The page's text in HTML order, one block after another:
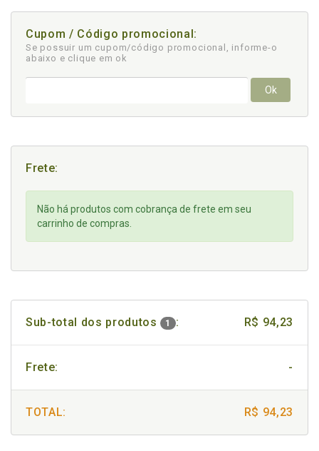
Cupom / Código promocional:
Se possuir um cupom/código promocional, informe-o
abaixo e clique em ok
Ok
Frete:
Não há produtos com cobrança de frete em seu
carrinho de compras.
Sub-total dos produtos 1 : R$ 94,23
Frete: -
TOTAL: R$ 94,23